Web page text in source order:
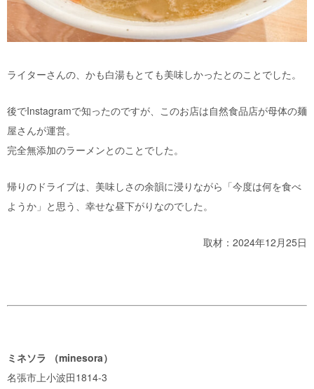
ライターさんの、かも白湯もとても美味しかったとのことでした。
後でInstagramで知ったのですが、このお店は自然食品店が母体の麺
屋さんが運営。
完全無添加のラーメンとのことでした。
帰りのドライブは、美味しさの余韻に浸りながら「今度は何を食べ
ようか」と思う、幸せな昼下がりなのでした。
取材：2024年12月25日
ミネソラ （minesora）
名張市上小波田1814-3